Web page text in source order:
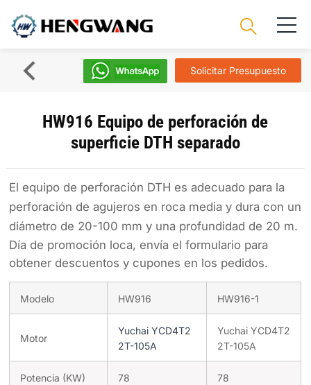
Solicitar Presupuesto
HW916 Equipo de perforación de
superficie DTH separado
El equipo de perforación DTH es adecuado para la
perforación de agujeros en roca media y dura con un
diámetro de 20-100 mm y una profundidad de 20 m.
Día de promoción loca, envía el formulario para
obtener descuentos y cupones en los pedidos.
Modelo HW916 HW916-1
Motor
Yuchai YCD4T2
2T-105A
Yuchai YCD4T2
2T-105A
Potencia (KW) 78 78